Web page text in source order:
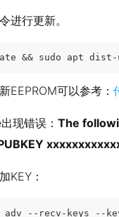
进行更新。
&& sudo apt dist-
EEPROM可以参考：
现错误： The
KEY：
adv --recv-keys --